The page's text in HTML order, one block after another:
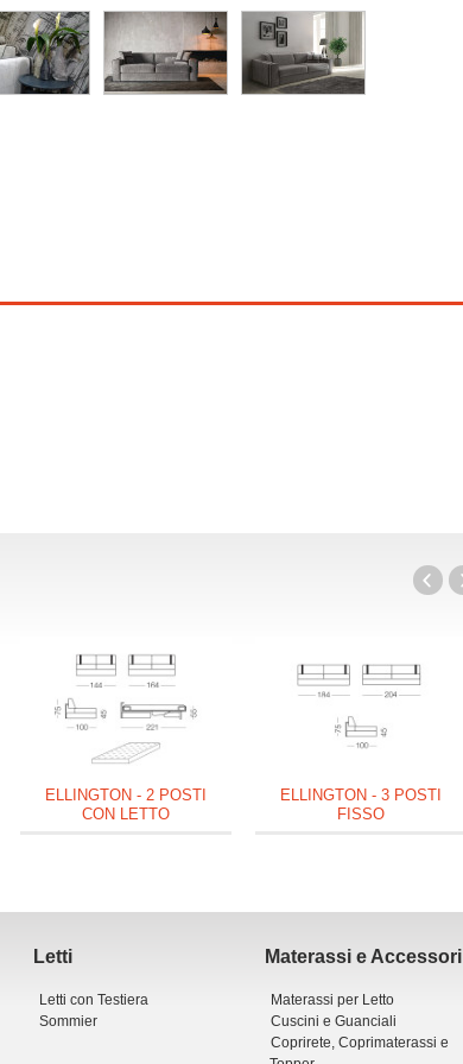
ELLINGTON - 2 POSTI
CON LETTO
ELLINGTON - 3 POSTI
FISSO
Letti
Letti con Testiera
Sommier
Materassi e Accessori
Materassi per Letto
Cuscini e Guanciali
Coprirete, Coprimaterassi e